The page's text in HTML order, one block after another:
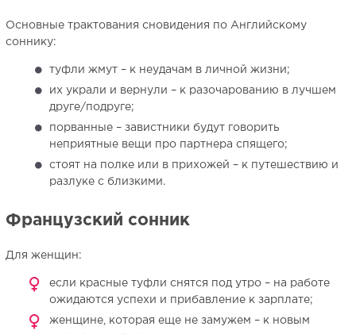
Основные трактования сновидения по Английскому
соннику:
туфли жмут – к неудачам в личной жизни;
их украли и вернули – к разочарованию в лучшем
друге/подруге;
порванные – завистники будут говорить
неприятные вещи про партнера спящего;
стоят на полке или в прихожей – к путешествию и
разлуке с близкими.
Французский сонник
Для женщин:
если красные туфли снятся под утро – на работе
ожидаются успехи и прибавление к зарплате;
женщине, которая еще не замужем – к новым